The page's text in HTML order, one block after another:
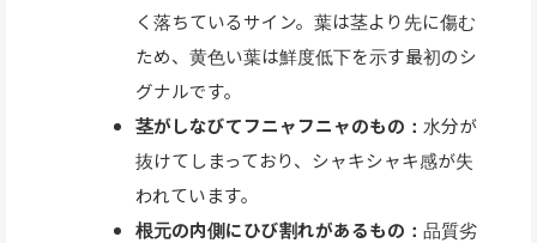
く落ちているサイン。葉は茎より先に傷む
ため、黄色い葉は鮮度低下を示す最初のシ
グナルです。
茎がしなびてフニャフニャのもの： 水分が
抜けてしまっており、シャキシャキ感が失
われています。
根元の内側にひび割れがあるもの： 品質劣